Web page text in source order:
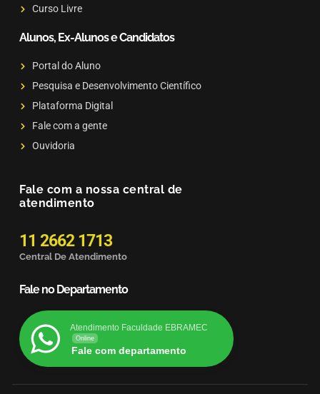
Curso Livre
Alunos, Ex-Alunos e Candidatos
Portal do Aluno
Pesquisa e Desenvolvimento Científico
Plataforma Digital
Fale com a gente
Ouvidoria
Fale com a nossa central de
atendimento
11 2662 1713
Central De Atendimento
Fale no Departamento
Atendimento Faculdade EBRAMEC
Online
Fale com departamento